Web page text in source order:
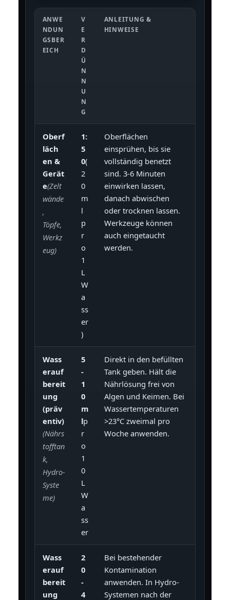
ANWE
NDUN
GSBER
EICH
V
E
R
D
Ü
N
N
U
N
G
ANLEITUNG &
HINWEISE
Oberf
läch
en &
Gerät
e(Zelt
wände
,
Töpfe,
Werkz
eug)
1:
5
0(
2
0
m
l
p
r
o
1
L
W
a
ss
er
)
Oberflächen
einsprühen, bis sie
vollständig benetzt
sind. 3-6 Minuten
einwirken lassen,
danach abwischen
oder trocknen lassen.
Werkzeuge können
auch eingetaucht
werden.
Wass
erauf
bereit
ung
(präv
entiv)
(Nährs
tofftan
k,
Hydro-
Syste
me)
5
-
1
0
m
lp
r
o
1
0
L
W
a
ss
er
Direkt in den befüllten
Tank geben. Hält die
Nährlösung frei von
Algen und Keimen. Bei
Wassertemperaturen
>23°C zweimal pro
Woche anwenden.
Wass
erauf
bereit
ung
2
0
-
4
Bei bestehender
Kontamination
anwenden. In Hydro-
Systemen nach der